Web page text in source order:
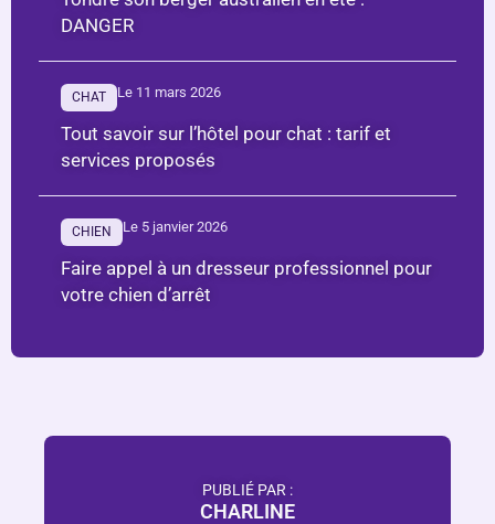
DANGER
CHAT Le 11 mars 2026
Tout savoir sur l’hôtel pour chat : tarif et
services proposés
CHIEN Le 5 janvier 2026
Faire appel à un dresseur professionnel pour
votre chien d’arrêt
PUBLIÉ PAR :
CHARLINE